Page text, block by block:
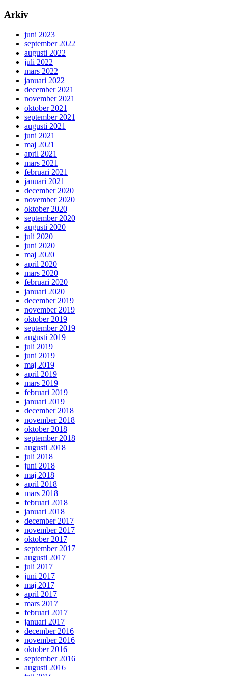
Arkiv
juni 2023
september 2022
augusti 2022
juli 2022
mars 2022
januari 2022
december 2021
november 2021
oktober 2021
september 2021
augusti 2021
juni 2021
maj 2021
april 2021
mars 2021
februari 2021
januari 2021
december 2020
november 2020
oktober 2020
september 2020
augusti 2020
juli 2020
juni 2020
maj 2020
april 2020
mars 2020
februari 2020
januari 2020
december 2019
november 2019
oktober 2019
september 2019
augusti 2019
juli 2019
juni 2019
maj 2019
april 2019
mars 2019
februari 2019
januari 2019
december 2018
november 2018
oktober 2018
september 2018
augusti 2018
juli 2018
juni 2018
maj 2018
april 2018
mars 2018
februari 2018
januari 2018
december 2017
november 2017
oktober 2017
september 2017
augusti 2017
juli 2017
juni 2017
maj 2017
april 2017
mars 2017
februari 2017
januari 2017
december 2016
november 2016
oktober 2016
september 2016
augusti 2016